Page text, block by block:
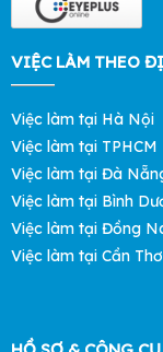
VIỆC LÀM THEO
Việc làm tại Hà Nội
Việc làm tại TPHCM
Việc làm tại Đà
Việc làm tại Bình
Việc làm tại Đồng
Việc làm tại Cần Thơ